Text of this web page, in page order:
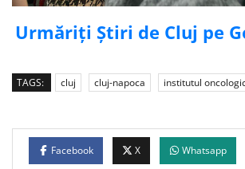
Urmăriți Știri de Cluj pe
TAGS: cluj cluj-napoca institutul
Facebook X Whatsapp